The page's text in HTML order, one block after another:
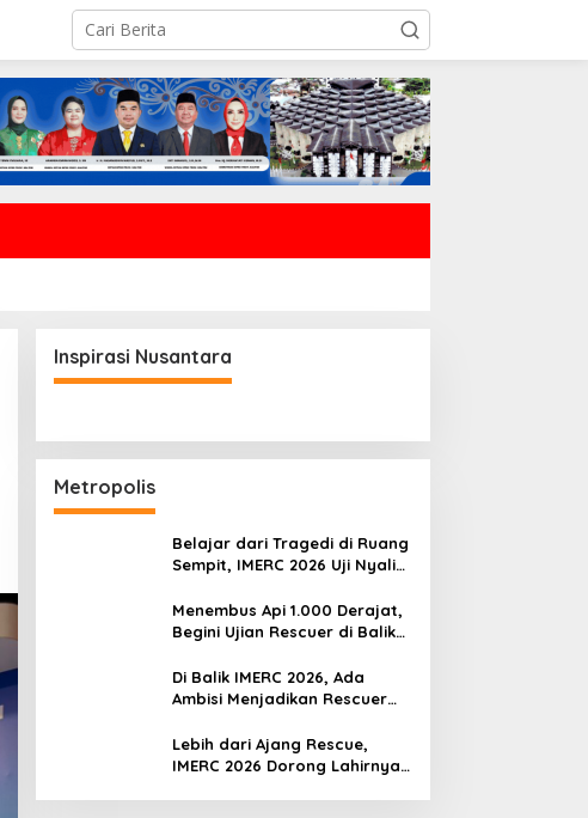
Inspirasi Nusantara
Metropolis
Belajar dari Tragedi di Ruang
Sempit, IMERC 2026 Uji Nyali
Menembus Api 1.000 Derajat,
Begini Ujian Rescuer di Balik
Di Balik IMERC 2026, Ada
Ambisi Menjadikan Rescuer
Lebih dari Ajang Rescue,
IMERC 2026 Dorong Lahirnya